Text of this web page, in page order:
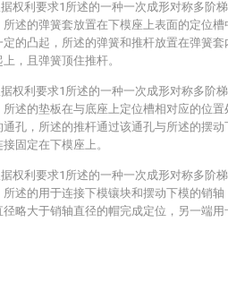
据权利要求1所述的一种一次成形对称多阶
所述的弹簧套放置在下模座上表面的定位
定的凸起，所述的弹簧和推杆放置在弹簧
上，且弹簧顶住推杆。
据权利要求1所述的一种一次成形对称多阶
所述的垫板在与底座上定位槽相对应的位
通孔，所述的推杆通过该通孔与所述的摆
接固定在下模座上。
权利要求1所述的一种一次成形对称多阶
所述的用于连接下模镶块和摆动下模的销
径略大于销轴直径的帽完成定位，另一端用